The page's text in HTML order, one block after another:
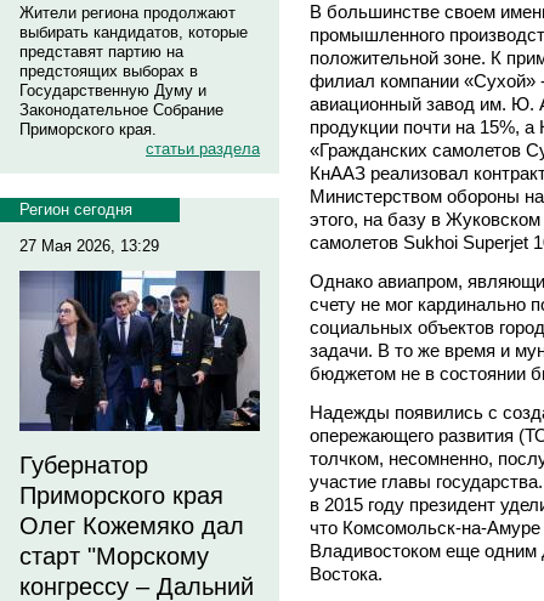
Жители региона продолжают
выбирать кандидатов, которые
представят партию на
предстоящих выборах в
Государственную Думу и
Законодательное Собрание
Приморского края.
статьи раздела
Регион сегодня
27 Мая 2026, 13:29
Губернатор
Приморского края
Олег Кожемяко дал
старт "Морскому
конгрессу – Дальний
В большинстве своем
промышленного
положительной зоне. К
филиал компании «Сухой»
авиационный завод им. Ю.
продукции почти на 15%,
«Гражданских самолетов
КнААЗ реализовал
Министерством обороны
этого, на базу в
самолетов Sukhoi Superjet
Однако авиапром,
счету не мог кардинально
социальных объектов
задачи. В то же время и
бюджетом не в состоянии
Надежды появились с
опережающего развития
толчком, несомненно,
участие главы
в 2015 году президент
что Комсомольск-на-
Владивостоком еще
Востока.